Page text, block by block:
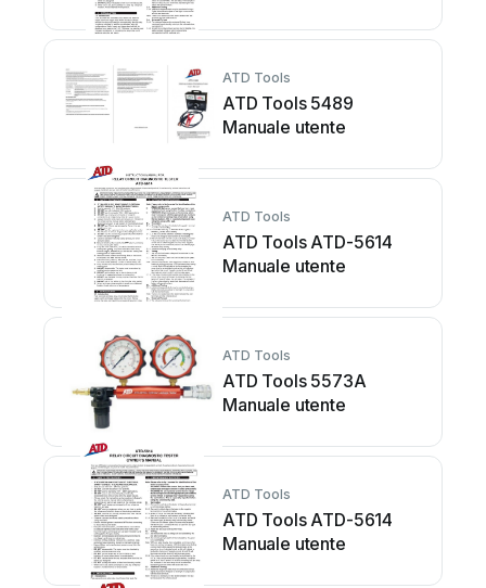
ATD Tools
ATD Tools 5489
Manuale utente
ATD Tools
ATD Tools ATD-5614
Manuale utente
ATD Tools
ATD Tools 5573A
Manuale utente
ATD Tools
ATD Tools ATD-5614
Manuale utente